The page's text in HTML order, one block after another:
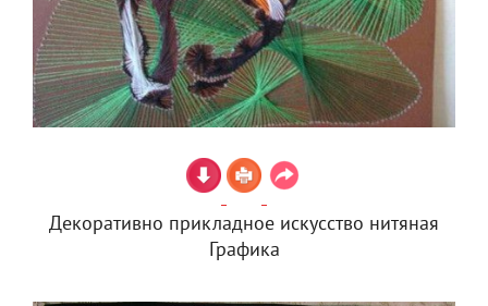
Декоративно прикладное искусство нитяная
Графика